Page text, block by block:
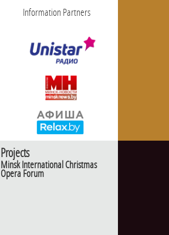
Information Partners
Projects
Minsk International Christmas
Opera Forum